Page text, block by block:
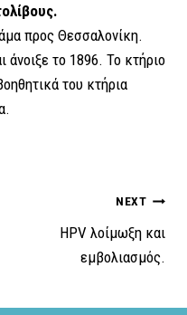
προς Θεσσαλονίκη.
άνοιξε το 1896. Το κτήριο
του κτήρια
NEXT
HPV λοίμωξη και
εμβολιασμός.